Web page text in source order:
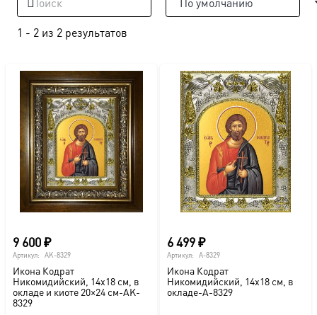
1 - 2 из 2 результатов
9 600₽
Артикул: AK-8329
Икона Кодрат
Никомидийский, 14х18 см, в
окладе и киоте 20×24 см-AK-
8329
6 499₽
Артикул: A-8329
Икона Кодрат
Никомидийский, 14х18 см, в
окладе-A-8329